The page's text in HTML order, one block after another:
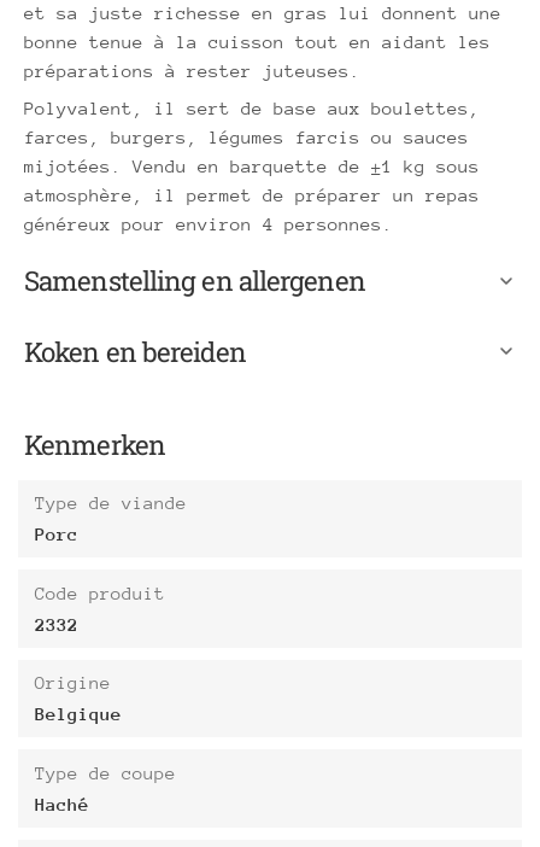
et sa juste richesse en gras lui donnent une
bonne tenue à la cuisson tout en aidant les
préparations à rester juteuses.
Polyvalent, il sert de base aux boulettes,
farces, burgers, légumes farcis ou sauces
mijotées. Vendu en barquette de ±1 kg sous
atmosphère, il permet de préparer un repas
généreux pour environ 4 personnes.
Samenstelling en allergenen
Koken en bereiden
Kenmerken
Type de viande
Porc
Code produit
2332
Origine
Belgique
Type de coupe
Haché